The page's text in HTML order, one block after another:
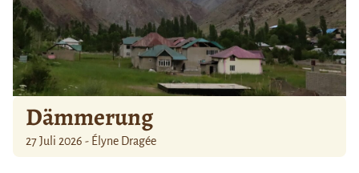
Dämmerung
27 Juli 2026 - Élyne Dragée